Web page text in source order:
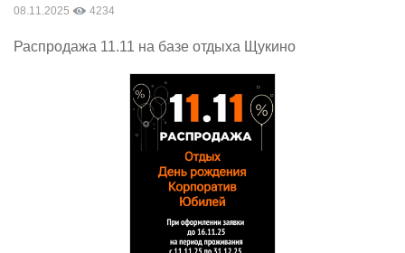
08.11.2025 4234
Распродажа 11.11 на базе отдыха Щукино